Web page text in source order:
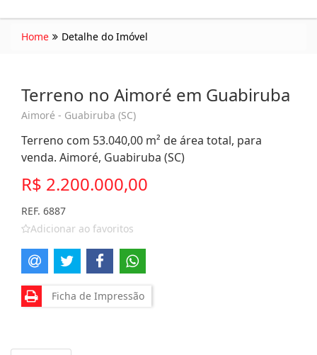
Home Detalhe do Imóvel
Terreno no Aimoré em Guabiruba
Aimoré - Guabiruba (SC)
Terreno com 53.040,00 m² de área total, para
venda. Aimoré, Guabiruba (SC)
R$ 2.200.000,00
REF. 6887
Adicionar ao favoritos
Ficha de Impressão